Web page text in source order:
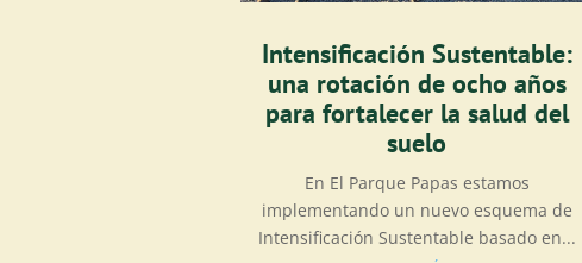
Intensificación Sustentable:
una rotación de ocho años
para fortalecer la salud del
suelo
En El Parque Papas estamos
implementando un nuevo esquema de
Intensificación Sustentable basado en...